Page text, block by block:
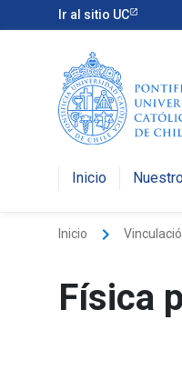
Ir al sitio UC
Inicio
Inicio keyboard_arrow_right
Física